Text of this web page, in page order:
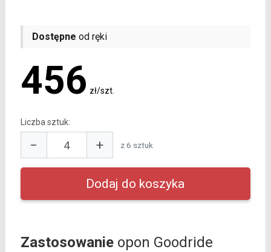
Dostępne od ręki
456 zł/szt.
Liczba sztuk:
− + z 6 sztuk
Zastosowanieopon Goodride